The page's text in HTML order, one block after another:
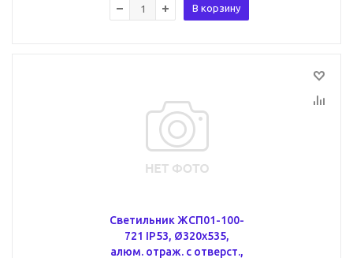
В корзину
Светильник ЖСП01-100-
721 IP53, Ø320х535,
алюм. отраж. с отверст.,